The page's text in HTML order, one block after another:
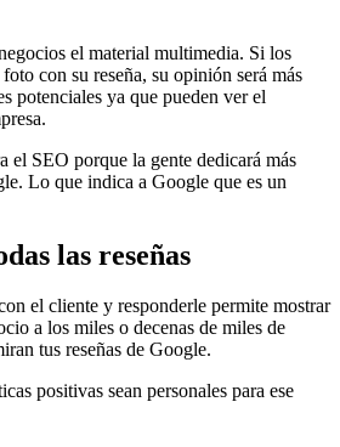
el material multimedia. Si los
con su reseña, su opinión será más
potenciales ya que pueden ver el
el SEO porque la gente dedicará más
Lo que indica a Google que es un
las reseñas
el cliente y responderle permite mostrar
a los miles o decenas de miles de
tus reseñas de Google.
positivas sean personales para ese